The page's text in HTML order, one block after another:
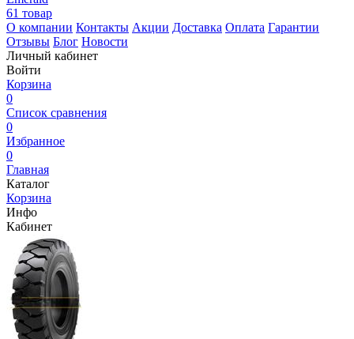
61 товар
О компании Контакты Акции Доставка Оплата Гарантии
Отзывы Блог Новости
Личный кабинет
Войти
Корзина
0
Список сравнения
0
Избранное
0
Главная
Каталог
Корзина
Инфо
Кабинет